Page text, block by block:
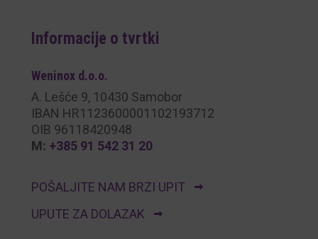
Informacije o tvrtki
Weninox d.o.o.
A. Lešće 9, 10430 Samobor
IBAN HR1123600001102193712
OIB 96118420948
M: +385 91 542 31 20
POŠALJITE NAM BRZI UPIT
UPUTE ZA DOLAZAK